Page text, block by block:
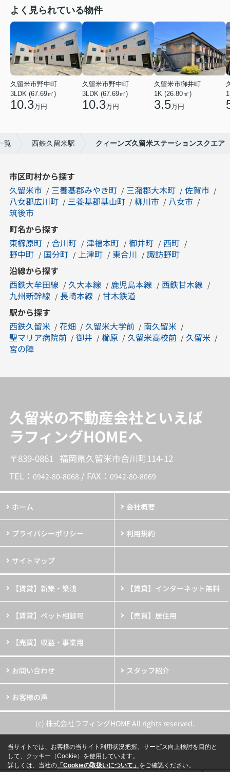
よく見られている物件
久留米市野中町
3LDK (67.69㎡)
10.3万円
久留米市野中町
3LDK (67.69㎡)
10.3万円
久留米市御井町
1K (26.80㎡)
3.5万円
覧 西鉄久留米駅 クィーンズ久留米ステーションスクエア
市区町村から探す
久留米市
三養基郡みやき町 三潴郡大木町
佐賀市
八女郡広川町
三養基郡基山町 柳川市
八女市
筑後市
町名から探す
東櫛原町
合川町 津福本町 御井町
西町
野中町
国分町 上津町 東合川
諏訪野町
沿線から探す
西鉄大牟田線
久大本線 鹿児島本線
西鉄甘木線
九州新幹線
長崎本線
甘木鉄道
駅から探す
西鉄久留米
花畑 久留米大学前
南久留米
聖マリア病院前
御井 櫛原 久留米高校前
久留米
宮の陣
久留米の不動産会社といえば
ラフィングHOMEへ
〒839-0861 福岡県久留米市合川町114-12
TEL： 0942-80-8068 / FAX： 0942-80-8069
ホーム 会社概要
プライバシーポリシー 利用規約
サイトマップ
【賃貸】新築・築浅 【賃貸】インターネット無料
【賃貸】ペット相談可 【売買】居住用
【売買】収益・事業用
お問い合わせ スタッフ紹介
お客様の声
(c) 株式会社ラフィングHOME All rights reserved.
当サイトでは、お客様の当サイト利用状況把握、サービス向上検討を目的と
して、クッキー（Cookie）を使用しています。
詳しくは、当社の 「Cookieの取扱いについて」 をご確認ください。